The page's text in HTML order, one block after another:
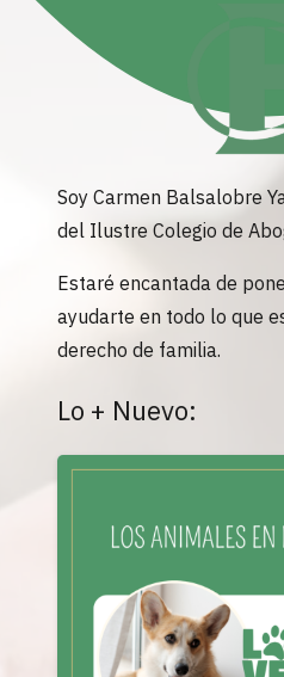
Soy Carmen Balsalobre
del Ilustre Colegio de
Estaré encantada de
ayudarte en todo lo que
derecho de familia.
Lo + Nuevo: